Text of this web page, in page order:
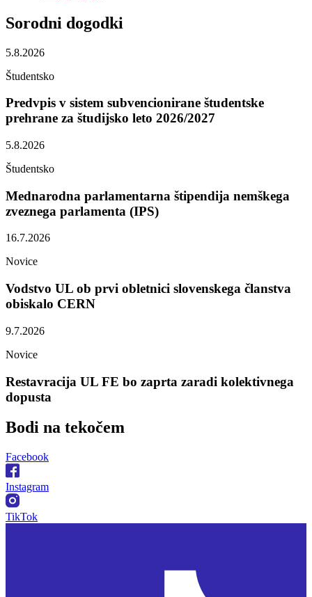
Sorodni dogodki
5.8.2026
Študentsko
Predvpis v sistem subvencionirane študentske
prehrane za študijsko leto 2026/2027
5.8.2026
Študentsko
Mednarodna parlamentarna štipendija nemškega
zveznega parlamenta (IPS)
16.7.2026
Novice
Vodstvo UL ob prvi obletnici slovenskega članstva
obiskalo CERN
9.7.2026
Novice
Restavracija UL FE bo zaprta zaradi kolektivnega
dopusta
Bodi na tekočem
Facebook
Instagram
TikTok